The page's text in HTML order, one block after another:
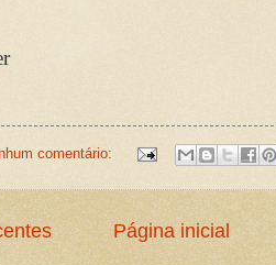
comentário:
Página inicial